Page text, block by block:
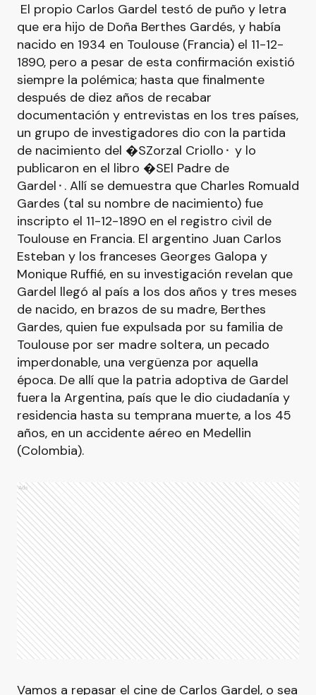
El propio Carlos Gardel testó de puño y letra
que era hijo de Doña Berthes Gardés, y había
nacido en 1934 en Toulouse (Francia) el 11-12-
1890, pero a pesar de esta confirmación existió
siempre la polémica; hasta que finalmente
después de diez años de recabar
documentación y entrevistas en los tres países,
un grupo de investigadores dio con la partida
de nacimiento del �SZorzal Criollo⬝ y lo
publicaron en el libro �SEl Padre de
Gardel⬝. Allí se demuestra que Charles Romuald
Gardes (tal su nombre de nacimiento) fue
inscripto el 11-12-1890 en el registro civil de
Toulouse en Francia. El argentino Juan Carlos
Esteban y los franceses Georges Galopa y
Monique Ruffié, en su investigación revelan que
Gardel llegó al país a los dos años y tres meses
de nacido, en brazos de su madre, Berthes
Gardes, quien fue expulsada por su familia de
Toulouse por ser madre soltera, un pecado
imperdonable, una vergüenza por aquella
época. De allí que la patria adoptiva de Gardel
fuera la Argentina, país que le dio ciudadanía y
residencia hasta su temprana muerte, a los 45
años, en un accidente aéreo en Medellin
(Colombia).
Ads
Vamos a repasar el cine de Carlos Gardel, o sea